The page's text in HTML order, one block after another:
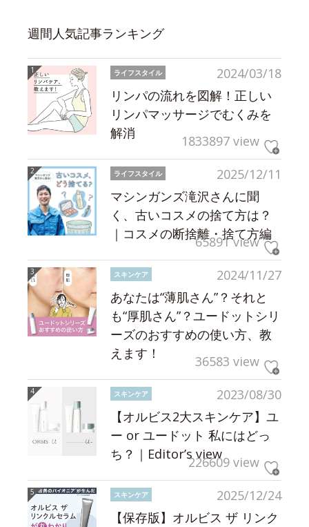
週間人気記事ランキング
2024/03/18
ライフスタイル
リンパの流れを図解！正しい
リンパマッサージでむくみを
解消
1833897 view
2025/12/11
ライフスタイル
マシンガンズ滝沢さんに聞
く、古いコスメの捨て方は？
｜コスメの断捨離・捨て方編
65891 view
2024/11/27
スキンケア
あなたは“薄肌さん”？それと
も“厚肌さん”？ユードットシリ
ーズのおすすめの使い方、教
えます！
36583 view
2023/08/30
スキンケア
【オルビス2大スキンケア】ユ
ー or ユードット 私にはどっ
ち？｜Editor’s view226609 view
2025/12/24
スキンケア
【保存版】オルビス ザ リンク